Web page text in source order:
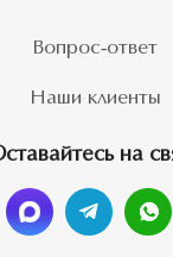
Вопрос-ответ
Наши клиенты
на